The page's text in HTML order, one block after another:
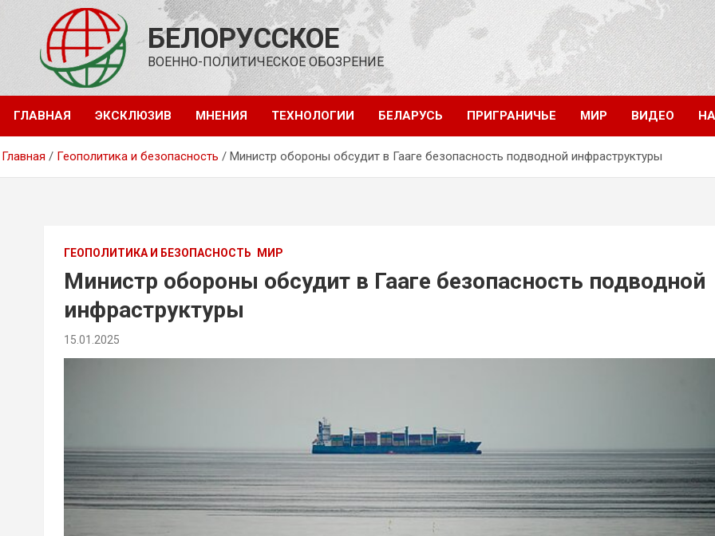
содержимому
БЕЛОРУССКОЕ
ВОЕННО-ПОЛИТИЧЕСКОЕ ОБОЗРЕНИЕ
ГЛАВНАЯ ЭКСКЛЮЗИВ МНЕНИЯ ТЕХНОЛОГИИ БЕЛАРУСЬ ПРИГРАНИЧЬЕ МИР ВИДЕО
Главная Геополитика и безопасность Министр обороны обсудит в Гааге безопасность подводной инфраструктуры
ГЕОПОЛИТИКА И БЕЗОПАСНОСТЬ МИР
Министр обороны обсудит в Гааге безопасность подводной
инфраструктуры
15.01.2025